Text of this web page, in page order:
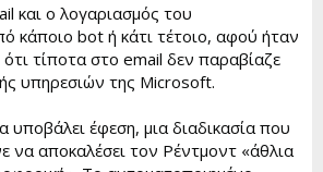
και ο λογαριασμός του
κάποιο bot ή κάτι τέτοιο, αφού ήταν
τίποτα στο email δεν παραβίαζε
υπηρεσιών της Microsoft.
υποβάλει έφεση, μια διαδικασία που
να αποκαλέσει τον Ρέντμοντ «άθλια